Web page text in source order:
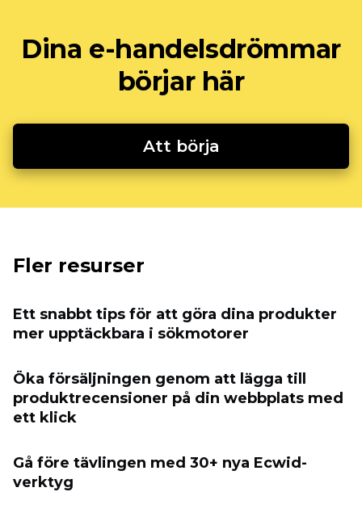
Dina e-handelsdrömmar
börjar här
Att börja
Fler resurser
Ett snabbt tips för att göra dina produkter
mer upptäckbara i sökmotorer
Öka försäljningen genom att lägga till
produktrecensioner på din webbplats med
ett klick
Gå före tävlingen med 30+ nya Ecwid-
verktyg